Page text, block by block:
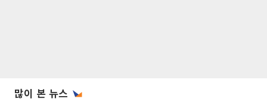
많이 본 뉴스